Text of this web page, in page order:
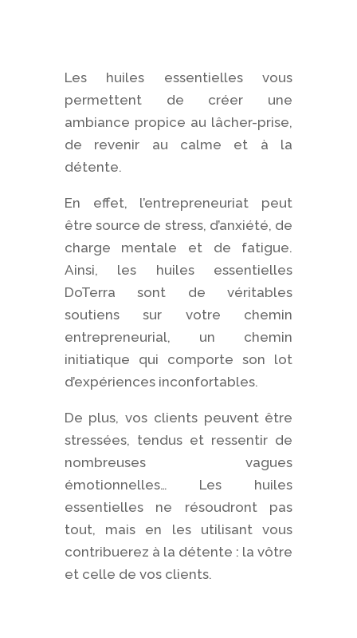
Les huiles essentielles vous
permettent de créer une
ambiance propice au lâcher-prise,
de revenir au calme et à la
détente.
En effet, l’entrepreneuriat peut
être source de stress, d’anxiété, de
charge mentale et de fatigue.
Ainsi, les huiles essentielles
DoTerra sont de véritables
soutiens sur votre chemin
entrepreneurial, un chemin
initiatique qui comporte son lot
d’expériences inconfortables.
De plus, vos clients peuvent être
stressées, tendus et ressentir de
nombreuses vagues
émotionnelles… Les huiles
essentielles ne résoudront pas
tout, mais en les utilisant vous
contribuerez à la détente : la vôtre
et celle de vos clients.